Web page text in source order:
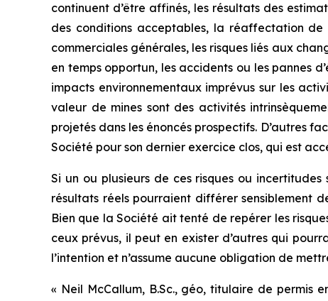
continuent d’être affinés, les résultats des
des conditions acceptables, la réaffectation de
commerciales générales, les risques liés aux
en temps opportun, les accidents ou les pannes
impacts environnementaux imprévus sur les
valeur de mines sont des activités
projetés dans les énoncés prospectifs. D’autres
Société pour son dernier exercice clos, qui est
Si un ou plusieurs de ces risques ou
résultats réels pourraient différer sensiblement
Bien que la Société ait tenté de repérer les
ceux prévus, il peut en exister d’autres qui
l’intention et n’assume aucune obligation de
« Neil McCallum, B.Sc., géo, titulaire de permis